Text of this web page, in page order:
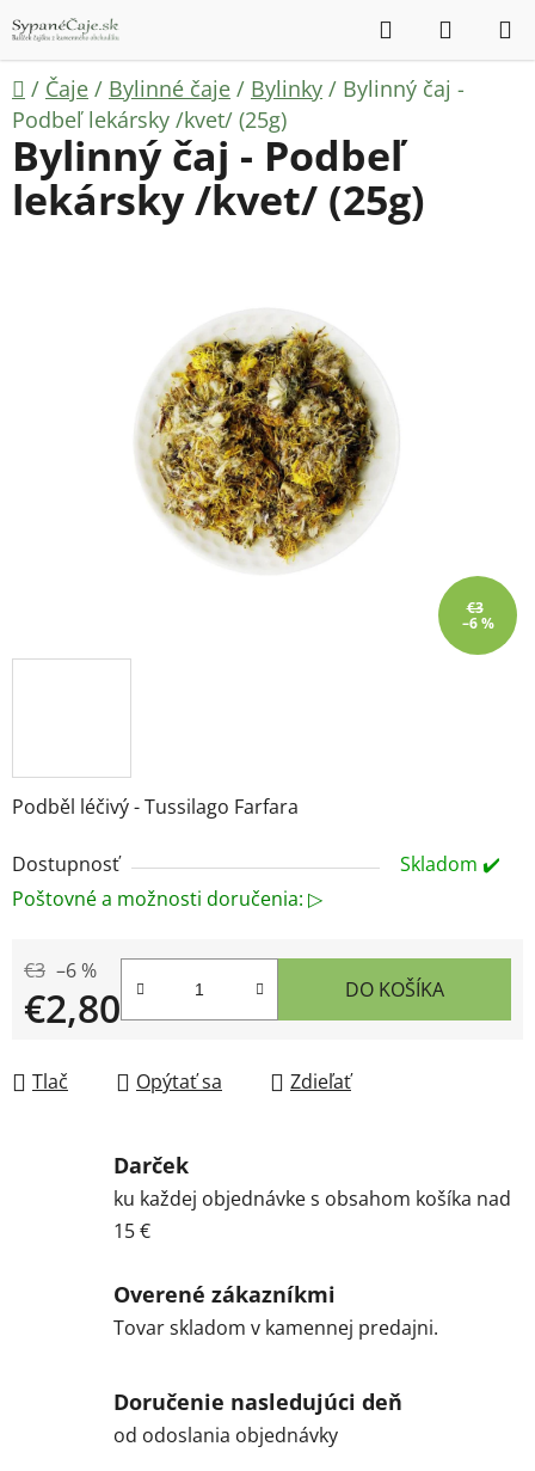
na
obsah
Hľadať
KOŠÍK
Domov
/ Čaje / Bylinné čaje / Bylinky / Bylinný čaj -
Podbeľ lekársky /kvet/ (25g)
Podběl léčivý - Tussilago Farfara
Dostupnosť
Skladom ✔️
Poštovné a možnosti doručenia: ▷
€3 –6 %
€2,80 DO KOŠÍKA
Tlač Opýtať sa Zdieľať
Bylinný čaj - Podbeľ
lekársky /kvet/ (25g)
€3
–6 %
Darček
ku každej objednávke s obsahom košíka nad
15 €
Overené zákazníkmi
Tovar skladom v kamennej predajni.
Doručenie nasledujúci deň
od odoslania objednávky